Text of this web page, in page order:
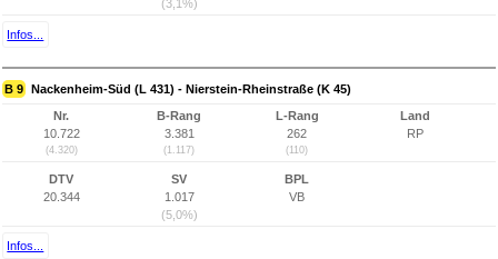
(3,1%)
Infos...
B 9 Nackenheim-Süd (L 431) - Nierstein-Rheinstraße (K 45)
Nr.
10.722
(4.320)
B-Rang
3.381
(1.117)
L-Rang
262
(110)
Land
RP
DTV
20.344
SV
1.017
(5,0%)
BPL
VB
Infos...